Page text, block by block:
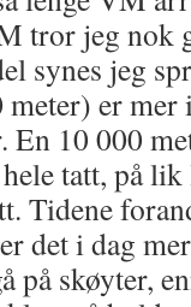
tror jeg nok
synes jeg
er mer
En 10 000
tatt, på
Tidene
det i dag
på skøyter,